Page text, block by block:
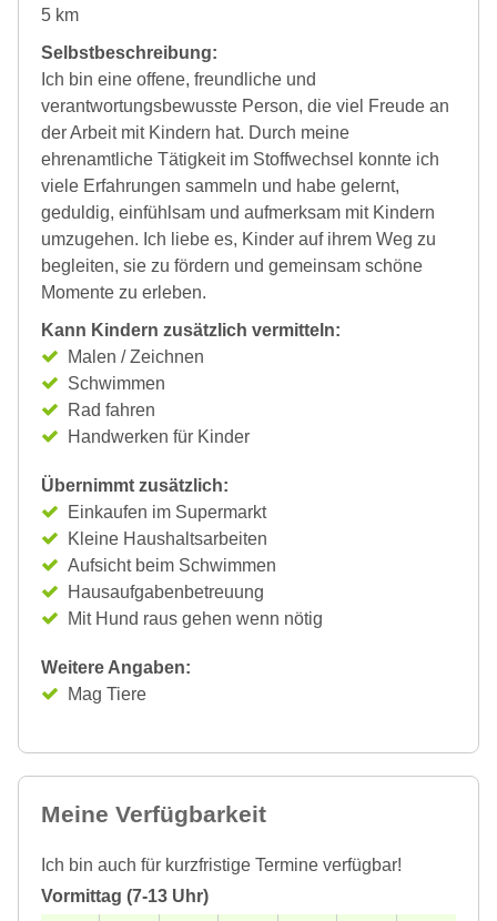
5 km
Selbstbeschreibung:
Ich bin eine offene, freundliche und
verantwortungsbewusste Person, die viel Freude an
der Arbeit mit Kindern hat. Durch meine
ehrenamtliche Tätigkeit im Stoffwechsel konnte ich
viele Erfahrungen sammeln und habe gelernt,
geduldig, einfühlsam und aufmerksam mit Kindern
umzugehen. Ich liebe es, Kinder auf ihrem Weg zu
begleiten, sie zu fördern und gemeinsam schöne
Momente zu erleben.
Kann Kindern zusätzlich vermitteln:
Malen / Zeichnen
Schwimmen
Rad fahren
Handwerken für Kinder
Übernimmt zusätzlich:
Einkaufen im Supermarkt
Kleine Haushaltsarbeiten
Aufsicht beim Schwimmen
Hausaufgabenbetreuung
Mit Hund raus gehen wenn nötig
Weitere Angaben:
Mag Tiere
Meine Verfügbarkeit
Ich bin auch für kurzfristige Termine verfügbar!
Vormittag (7-13 Uhr)